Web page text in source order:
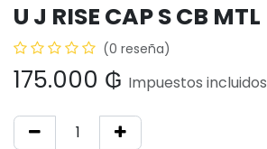
U J RISE CAP S CB MTL
(0 reseña)
175.000 ₲ Impuestos incluidos